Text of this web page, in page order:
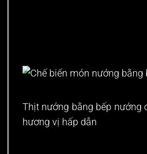
Thịt nướng bằng bếp nướng
hương vị hấp dẫn